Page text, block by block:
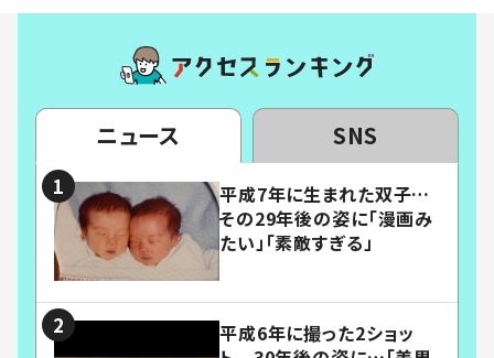
ニュース SNS
平成7年に生まれた双子…
その29年後の姿に「漫画み
たい」「素敵すぎる」
平成6年に撮った2ショッ